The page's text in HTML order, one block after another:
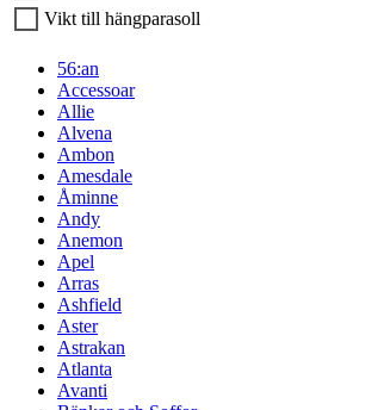
Vikt till hängparasoll
56:an
Accessoar
Allie
Alvena
Ambon
Amesdale
Åminne
Andy
Anemon
Apel
Arras
Ashfield
Aster
Astrakan
Atlanta
Avanti